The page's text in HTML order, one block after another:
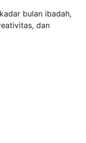
bulan ibadah,
dan